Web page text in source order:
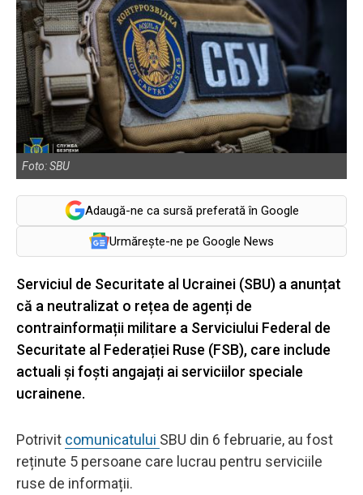
Foto: SBU
Adaugă-ne ca sursă preferată în Google
Urmărește-ne pe Google News
Serviciul de Securitate al Ucrainei (SBU) a anunțat
că a neutralizat o rețea de agenți de
contrainformații militare a Serviciului Federal de
Securitate al Federației Ruse (FSB), care include
actuali și foști angajați ai serviciilor speciale
ucrainene.
Potrivit comunicatului SBU din 6 februarie, au fost
reținute 5 persoane care lucrau pentru serviciile
ruse de informații.